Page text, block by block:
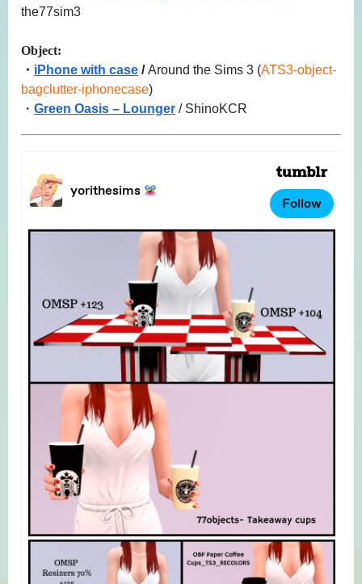
the77sim3
Object:
・ iPhone with case /Around the Sims 3 (ATS3-object-
bagclutter-iphonecase)
・ Green Oasis – Lounger / ShinoKCR